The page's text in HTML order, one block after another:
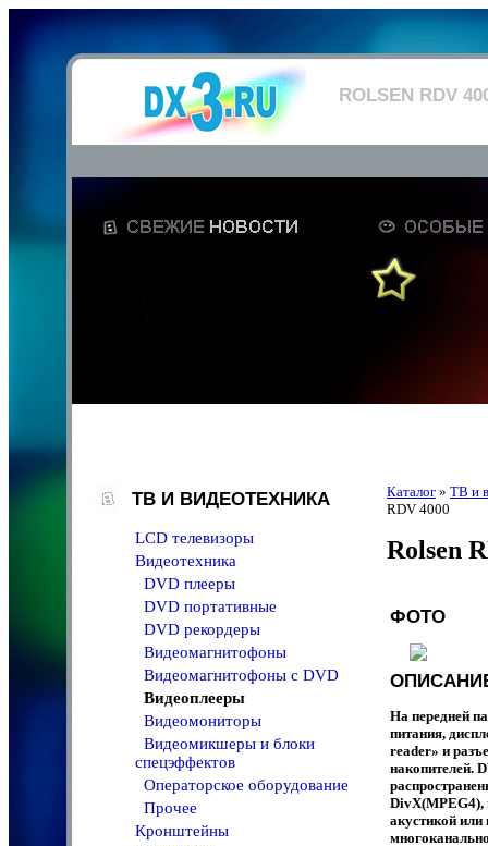
ROLSEN RDV
ТВ И ВИДЕОТЕХНИКА
LCD телевизоры
Видеотехника
DVD плееры
DVD портативные
DVD рекордеры
Видеомагнитофоны
Видеомагнитофоны с DVD
Видеоплееры
Видеомониторы
Видеомикшеры и блоки
спецэффектов
Операторское оборудование
Прочее
Кронштейны
Каталог » ТВ и
RDV 4000
Rolsen
ФОТО
На передней
питания,
reader» и
накопителей.
DivX(MPEG4),
акустикой или